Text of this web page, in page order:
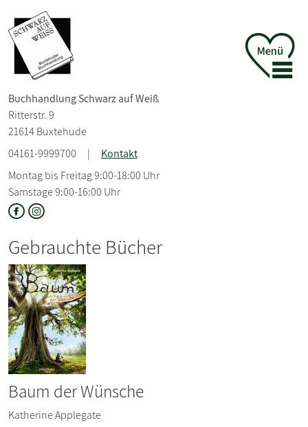
Buchhandlung Schwarz auf Weiß
Ritterstr. 9
21614 Buxtehude
04161-9999700
|
Kontakt
Montag bis Freitag 9:00-18:00 Uhr
Samstage 9:00-16:00 Uhr
Gebrauchte Bücher
Baum der Wünsche
Katherine Applegate